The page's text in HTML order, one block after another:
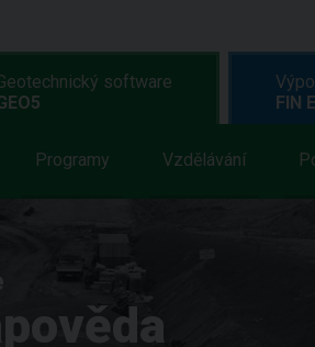
software
Programy Vzdělávání
FIN